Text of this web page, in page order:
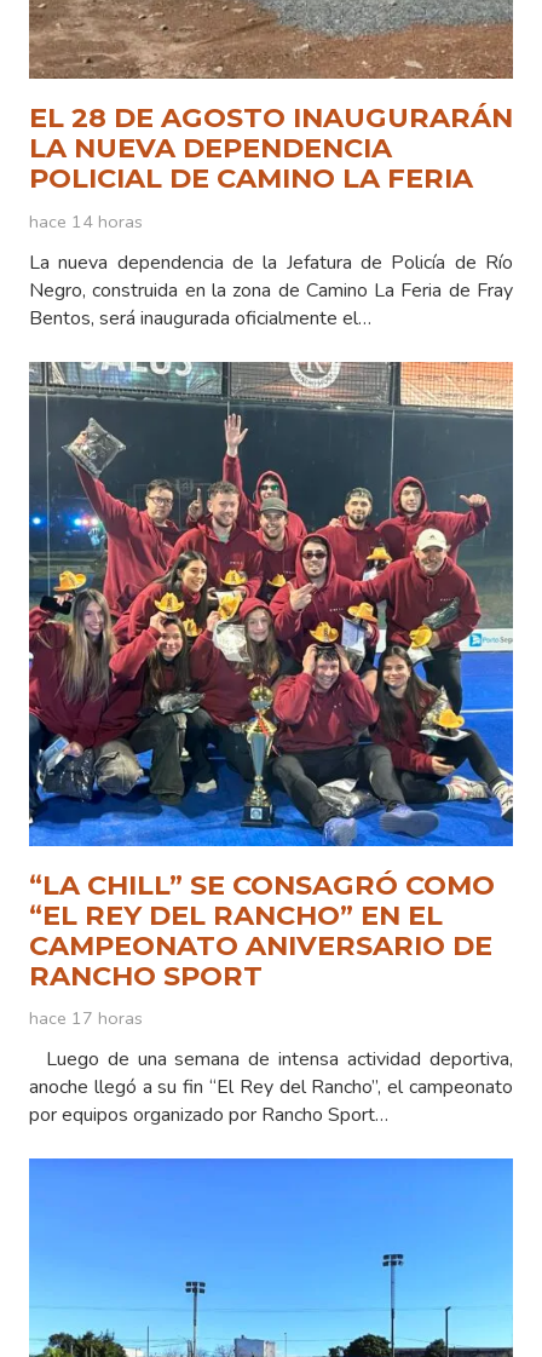
EL 28 DE AGOSTO INAUGURARÁN
LA NUEVA DEPENDENCIA
POLICIAL DE CAMINO LA FERIA
hace 14 horas
La nueva dependencia de la Jefatura de Policía de Río
Negro, construida en la zona de Camino La Feria de Fray
Bentos, será inaugurada oficialmente el…
“LA CHILL” SE CONSAGRÓ COMO
“EL REY DEL RANCHO” EN EL
CAMPEONATO ANIVERSARIO DE
RANCHO SPORT
hace 17 horas
Luego de una semana de intensa actividad deportiva,
anoche llegó a su fin “El Rey del Rancho”, el campeonato
por equipos organizado por Rancho Sport…